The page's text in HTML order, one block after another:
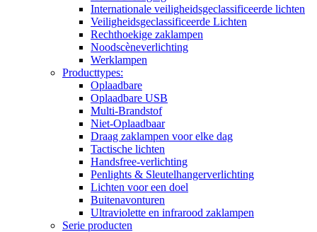
Internationale veiligheidsgeclassificeerde lichten
Veiligheidsgeclassificeerde Lichten
Rechthoekige zaklampen
Noodscèneverlichting
Werklampen
Producttypes:
Oplaadbare
Oplaadbare USB
Multi-Brandstof
Niet-Oplaadbaar
Draag zaklampen voor elke dag
Tactische lichten
Handsfree-verlichting
Penlights & Sleutelhangerverlichting
Lichten voor een doel
Buitenavonturen
Ultraviolette en infrarood zaklampen
Serie producten